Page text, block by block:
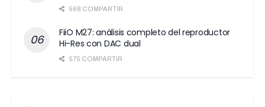
568 COMPARTIR
FiiO M27: análisis completo del reproductor
Hi-Res con DAC dual
575 COMPARTIR